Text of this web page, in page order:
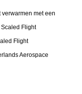
met een
Flight
Flight
Aerospace